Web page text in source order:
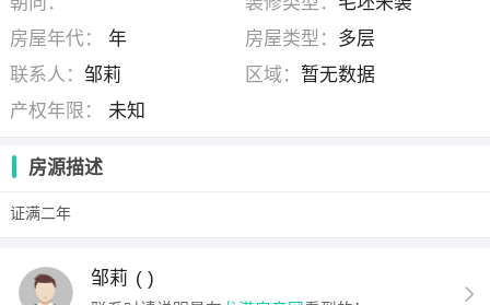
房屋年代：
年 房屋类型： 多层
联系人：邹莉 区域： 暂无数据
产权年限：
未知
房源描述
证满二年
邹莉 ( )